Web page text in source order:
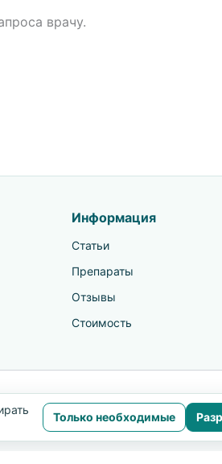
врачу.
Информация
Статьи
Препараты
Отзывы
Стоимость
на сайте не заменяет
Только необходимые